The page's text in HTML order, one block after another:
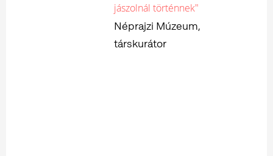
jászolnál történnek"
Néprajzi Múzeum,
társkurátor